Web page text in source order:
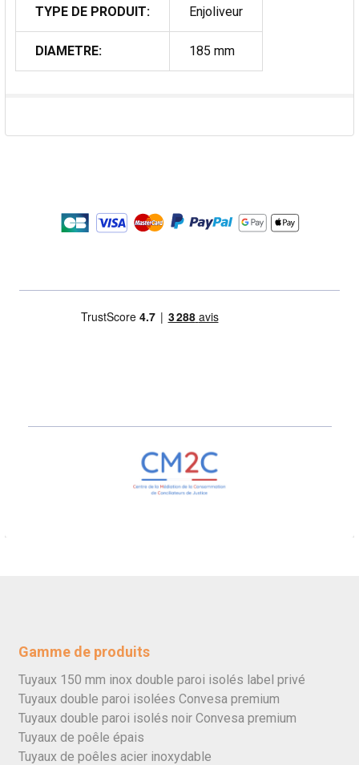
TYPE DE PRODUIT: Enjoliveur
DIAMETRE: 185 mm
Gamme de produits
Tuyaux 150 mm inox double paroi isolés label privé
Tuyaux double paroi isolées Convesa premium
Tuyaux double paroi isolés noir Convesa premium
Tuyaux de poêle épais
Tuyaux de poêles acier inoxydable